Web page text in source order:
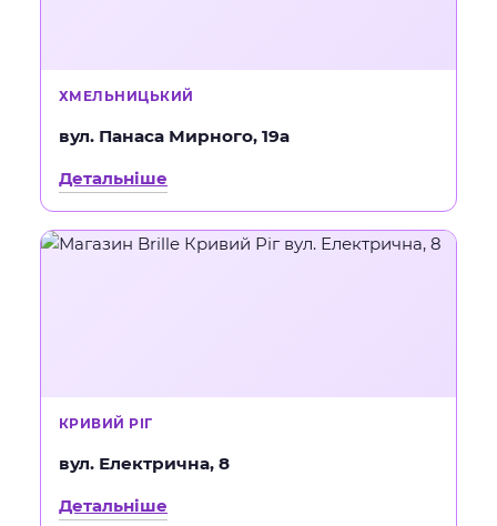
ХМЕЛЬНИЦЬКИЙ
вул. Панаса Мирного, 19а
Детальніше
КРИВИЙ РІГ
вул. Електрична, 8
Детальніше